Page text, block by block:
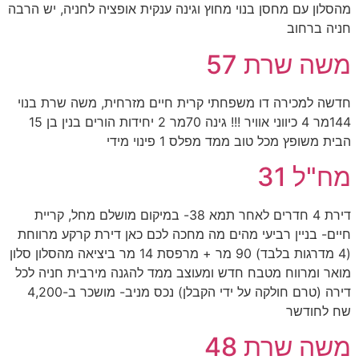
מהסלון עם מחסן בנוי מחוץ וגינה ענקית אופציה לחניה, יש הרבה
חניה ברחוב
משה שרת 57
חדשה למכירה דו משפחתי קרית חיים מזרחית, משה שרת בנוי
144מר 4 כיווני אוויר !!! גינה 70מר 2 יחידות הורים בנין בן 15
הבית משופץ מכל טוב ממד מפלס 1 פינוי מידי
מח"ל 31
דירת 4 חדרים לאחר תמא 38- במיקום מושלם מחל, קריית
חיים- בניין רביעי מהים מה מחכה לכם כאן דירת קרקע מרווחת
(4 מדרגות בלבד) 90 מר + מרפסת 14 מר ביציאה מהסלון סלון
מואר ומרווח מטבח חדש ומעוצב ממד להגנה מירבית חניה לכל
דירה (טרם חולקה על ידי הקבלן) נכס מניב- מושכר ב-4,200
שח לחודשר
משה שרת 48